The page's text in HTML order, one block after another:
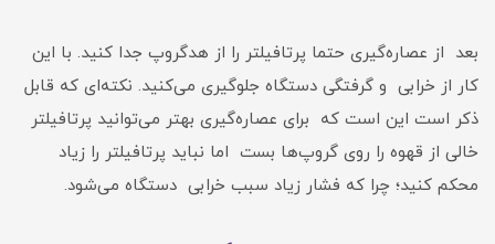
بعد از عصاره‌گیری حتما پرتافیلتر را از هدگروپ جدا کنید. با این
کار از خرابی و گرفتگی دستگاه جلوگیری می‌کنید. نکته‌ای که قابل
ذکر است این است که برای عصاره‌گیری بهتر می‌توانید پرتافیلتر
خالی از قهوه را روی گروپ‌ها بست اما نباید پرتافیلتر را زیاد
محکم کنید؛ چرا که فشار زیاد سبب خرابی دستگاه می‌شود.